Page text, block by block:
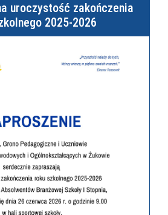
uroczystość zakończenia
2025-2026